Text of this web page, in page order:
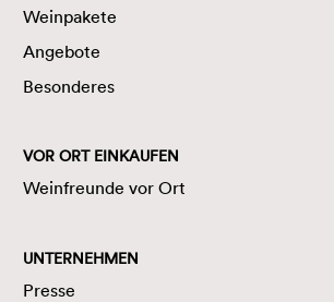
Weinpakete
Angebote
Besonderes
VOR ORT EINKAUFEN
Weinfreunde vor Ort
UNTERNEHMEN
Presse